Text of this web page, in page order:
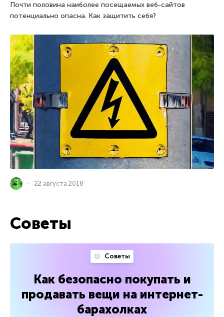
Почти половина наиболее посещаемых веб-сайтов
потенциально опасна. Как защитить себя?
22 августа 2018
Советы
Советы
Как безопасно покупать и
продавать вещи на интернет-
барахолках